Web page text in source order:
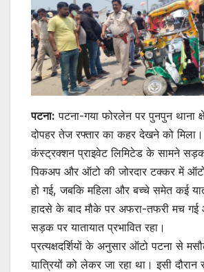
पटना: पटना-गया फोरलेन पर पुनपुन थाना
दोपहर तेज रफ्तार का कहर देखने को
कंस्ट्रक्शन प्राइवेट लिमिटेड के सामने
पिकअप और ऑटो की जोरदार टक्कर में
हो गई, जबकि महिला और बच्चे समेत कई
हादसे के बाद मौके पर अफरा-तफरी मच
सड़क पर यातायात प्रभावित रहा।
प्रत्यक्षदर्शियों के अनुसार ऑटो पटना से
यात्रियों को लेकर जा रहा था। इसी